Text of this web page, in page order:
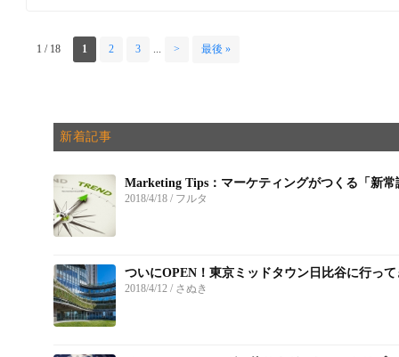
1 / 18 1 2 3 ... > 最後 »
新着記事
Marketing Tips：マーケティングがつくる「新常
2018/4/18 / フルタ
ついにOPEN！東京ミッドタウン日比谷に行って
2018/4/12 / さぬき